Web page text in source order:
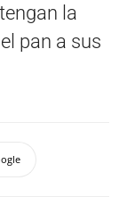
la
pan a sus